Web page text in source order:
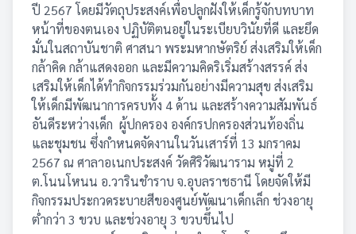
ปี 2567 โดยมีวัตถุประสงค์เพื่อปลูกฝังให้เด็กรู้จักบทบาท
หน้าที่ของตนเอง ปฏิบัติตนอยู่ในระเบียบวินัยที่ดี และยึด
มั่นในสถาบันชาติ ศาสนา พระมหากษัตริย์ ส่งเสริมให้เด็ก
กล้าคิด กล้าแสดงออก และมีความคิดริเริ่มสร้างสรรค์ ส่ง
เสริมให้เด็กได้ทำกิจกรรมร่วมกันอย่างมีความสุข ส่งเสริม
ให้เด็กมีพัฒนาการครบทั้ง 4 ด้าน และสร้างความสัมพันธ์
อันดีระหว่างเด็ก ผู้ปกครอง องค์กรปกครองส่วนท้องถิ่น
และชุมชน ซึ่งกำหนดจัดงานในวันเสาร์ที่ 13 มกราคม
2567 ณ ศาลาอเนกประสงค์ วัดศิริวัฒนาราม หมู่ที่ 2
ต.โนนโหนน อ.วารินชำราบ จ.อุบลราชธานี โดยจัดให้มี
กิจกรรมประกวดระบายสีของศูนย์พัฒนาเด็กเล็ก ช่วงอายุ
ต่ำกว่า 3 ขวบ และช่วงอายุ 3 ขวบขึ้นไป